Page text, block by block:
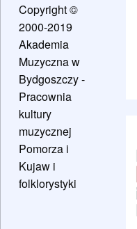
Copyright ©
2000-2019
Akademia
Muzyczna w
Bydgoszczy -
Pracownia
kultury
muzycznej
Pomorza i
Kujaw i
folklorystyki